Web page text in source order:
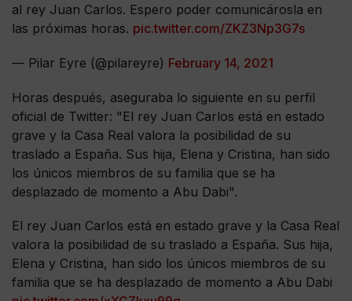
al rey Juan Carlos. Espero poder comunicárosla en
las próximas horas. pic.twitter.com/ZKZ3Np3G7s
— Pilar Eyre (@pilareyre) February 14, 2021
Horas después, aseguraba lo siguiente en su perfil
oficial de Twitter: "El rey Juan Carlos está en estado
grave y la Casa Real valora la posibilidad de su
traslado a España. Sus hija, Elena y Cristina, han sido
los únicos miembros de su familia que se ha
desplazado de momento a Abu Dabi".
El rey Juan Carlos está en estado grave y la Casa Real
valora la posibilidad de su traslado a España. Sus hija,
Elena y Cristina, han sido los únicos miembros de su
familia que se ha desplazado de momento a Abu Dabi